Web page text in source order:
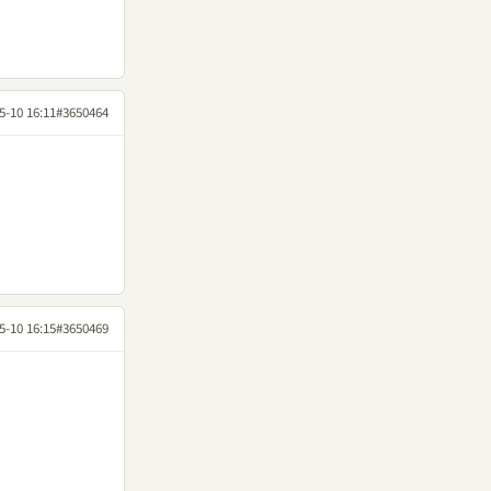
10 16:11#3650464
10 16:15#3650469